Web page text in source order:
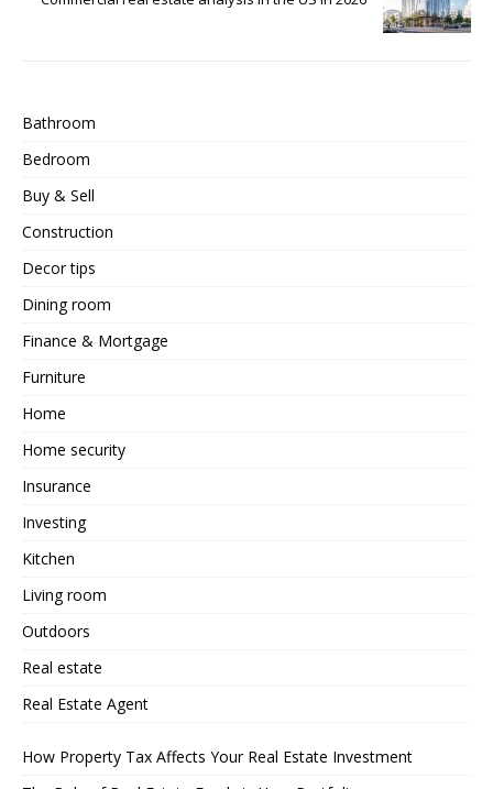
Bathroom
Bedroom
Buy & Sell
Construction
Decor tips
Dining room
Finance & Mortgage
Furniture
Home
Home security
Insurance
Investing
Kitchen
Living room
Outdoors
Real estate
Real Estate Agent
How Property Tax Affects Your Real Estate Investment